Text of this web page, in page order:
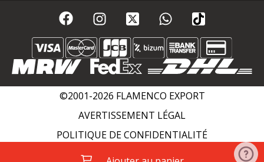
©2001-2026 FLAMENCO EXPORT
AVERTISSEMENT LÉGAL
POLITIQUE DE CONFIDENTIALITÉ
POLITIQUE DE COOKIES
WIKI FLAMENCO